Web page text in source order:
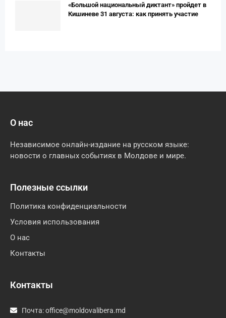
«Большой национальный диктант» пройдет в
Кишиневе 31 августа: как принять участие
О нас
Независимое онлайн-издание на русском языке:
новости о главных событиях в Молдове и мире.
Полезные ссылки
Политика конфиденциальности
Условия использования
О нас
Контакты
Контакты
Почта:office@moldovalibera.md